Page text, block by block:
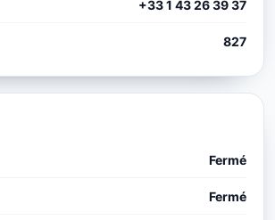
+33 1 43 26 39 37
827
Fermé
Fermé